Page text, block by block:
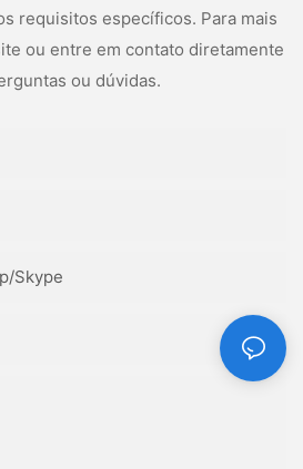
requisitos específicos. Para mais
ou entre em contato diretamente
ou dúvidas.
Skype